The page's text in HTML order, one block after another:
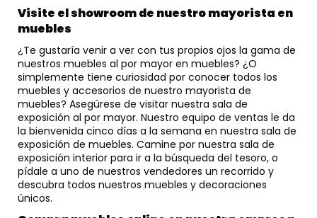
Visite el showroom de nuestro mayorista en
muebles
¿Te gustaría venir a ver con tus propios ojos la gama de
nuestros muebles al por mayor en muebles? ¿O
simplemente tiene curiosidad por conocer todos los
muebles y accesorios de nuestro mayorista de
muebles? Asegúrese de visitar nuestra sala de
exposición al por mayor. Nuestro equipo de ventas le da
la bienvenida cinco días a la semana en nuestra sala de
exposición de muebles. Camine por nuestra sala de
exposición interior para ir a la búsqueda del tesoro, o
pídale a uno de nuestros vendedores un recorrido y
descubra todos nuestros muebles y decoraciones
únicos.